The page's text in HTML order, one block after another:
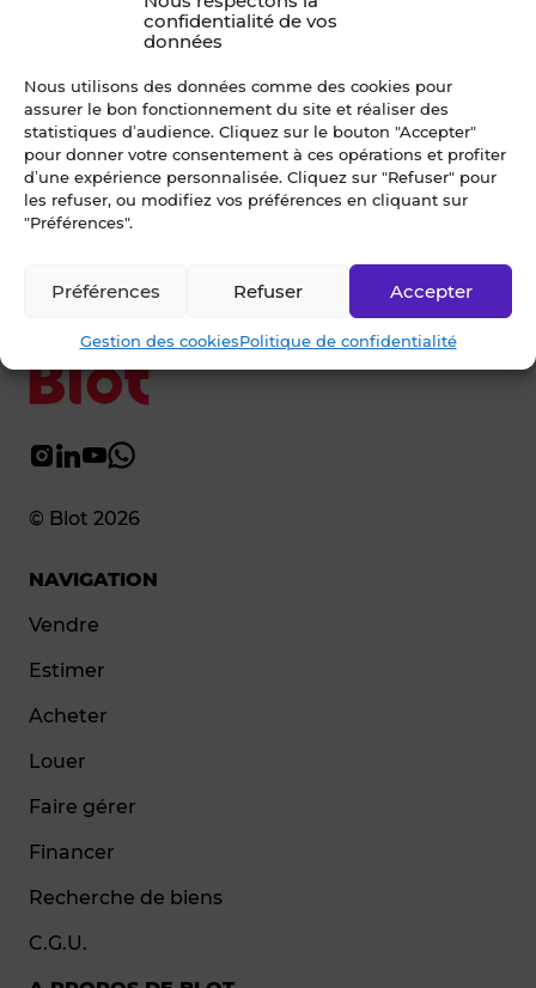
confidentialité de vos
données
Nous utilisons des données comme des cookies pour
assurer le bon fonctionnement du site et réaliser des
statistiques d’audience. Cliquez sur le bouton "Accepter"
pour donner votre consentement à ces opérations et profiter
d’une expérience personnalisée. Cliquez sur "Refuser" pour
les refuser, ou modifiez vos préférences en cliquant sur
"Préférences".
Accepter
Refuser
Préférences
Gestion des cookiesPolitique de confidentialité
nous !
accompagner à chaque étape.
Ecrivez-nous
© Blot 2026
NAVIGATION
Vendre
Estimer
Acheter
Louer
Faire gérer
Financer
Recherche de biens
C.G.U.